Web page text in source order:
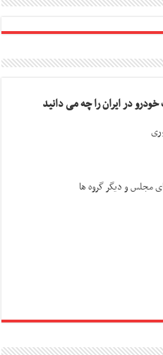
در ایران را چه می دانید
مجلس و دیگر گروه ها